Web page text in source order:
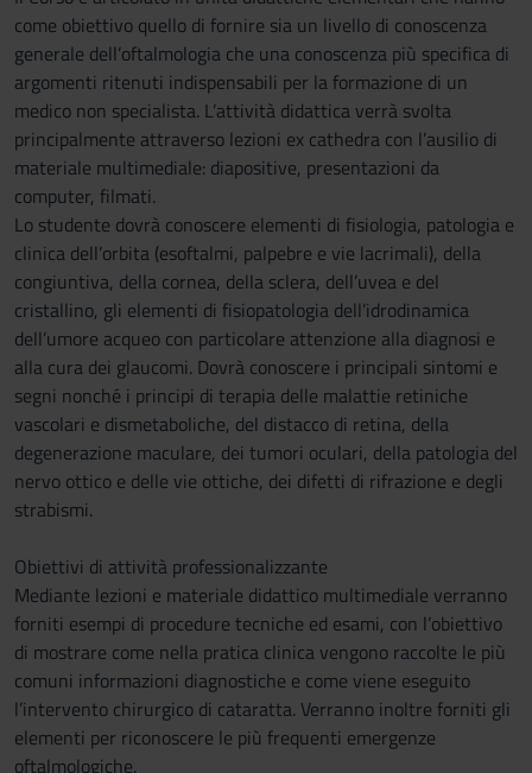
come obiettivo quello di fornire sia un livello di conoscenza
generale dell’oftalmologia che una conoscenza più specifica di
argomenti ritenuti indispensabili per la formazione di un
medico non specialista. L’attività didattica verrà svolta
principalmente attraverso lezioni ex cathedra con l’ausilio di
materiale multimediale: diapositive, presentazioni da
computer, filmati.
Lo studente dovrà conoscere elementi di fisiologia, patologia e
clinica dell’orbita (esoftalmi, palpebre e vie lacrimali), della
congiuntiva, della cornea, della sclera, dell’uvea e del
cristallino, gli elementi di fisiopatologia dell’idrodinamica
dell’umore acqueo con particolare attenzione alla diagnosi e
alla cura dei glaucomi. Dovrà conoscere i principali sintomi e
segni nonché i principi di terapia delle malattie retiniche
vascolari e dismetaboliche, del distacco di retina, della
degenerazione maculare, dei tumori oculari, della patologia del
nervo ottico e delle vie ottiche, dei difetti di rifrazione e degli
strabismi.
Obiettivi di attività professionalizzante
Mediante lezioni e materiale didattico multimediale verranno
forniti esempi di procedure tecniche ed esami, con l’obiettivo
di mostrare come nella pratica clinica vengono raccolte le più
comuni informazioni diagnostiche e come viene eseguito
l’intervento chirurgico di cataratta. Verranno inoltre forniti gli
elementi per riconoscere le più frequenti emergenze
oftalmologiche.